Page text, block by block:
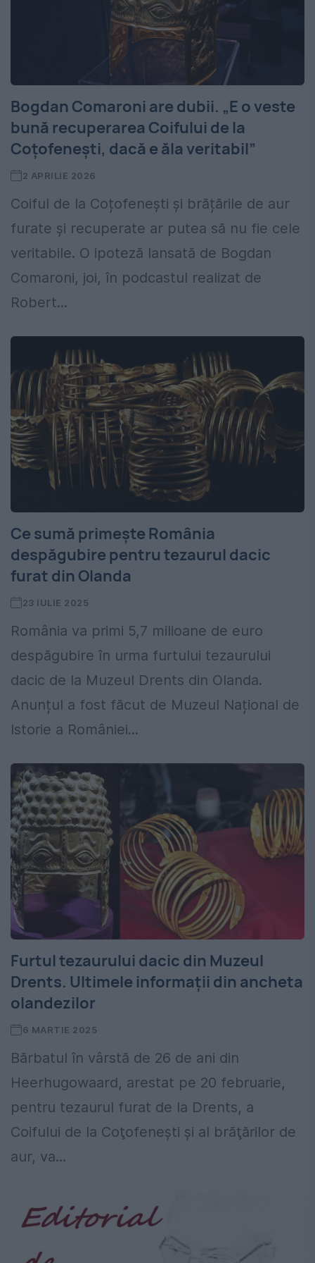
Bogdan Comaroni are dubii. „E o veste
bună recuperarea Coifului de la
Coțofenești, dacă e ăla veritabil”
2 APRILIE 2026
Coiful de la Coțofenești și brățările de aur
furate și recuperate ar putea să nu fie cele
veritabile. O ipoteză lansată de Bogdan
Comaroni, joi, în podcastul realizat de
Robert...
Ce sumă primește România
despăgubire pentru tezaurul dacic
furat din Olanda
23 IULIE 2025
România va primi 5,7 milioane de euro
despăgubire în urma furtului tezaurului
dacic de la Muzeul Drents din Olanda.
Anunțul a fost făcut de Muzeul Național de
Istorie a României...
Furtul tezaurului dacic din Muzeul
Drents. Ultimele informații din ancheta
olandezilor
6 MARTIE 2025
Bărbatul în vârstă de 26 de ani din
Heerhugowaard, arestat pe 20 februarie,
pentru tezaurul furat de la Drents, a
Coifului de la Coţofeneşti și al brăţărilor de
aur, va...